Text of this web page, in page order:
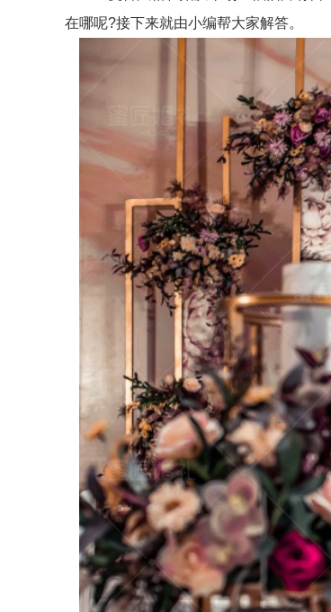
在哪呢?接下来就由小编帮大家解答。